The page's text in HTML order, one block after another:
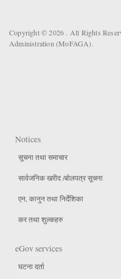
Copyright © 2026 . All Rights
Administration (MoFAGA).
Notices
सूचना तथा समाचार
सार्वजनिक खरीद /बोलपत्र सूचना
एन, कानुन तथा निर्देशिका
कर तथा शुल्कहरु
eGov services
घटना दर्ता